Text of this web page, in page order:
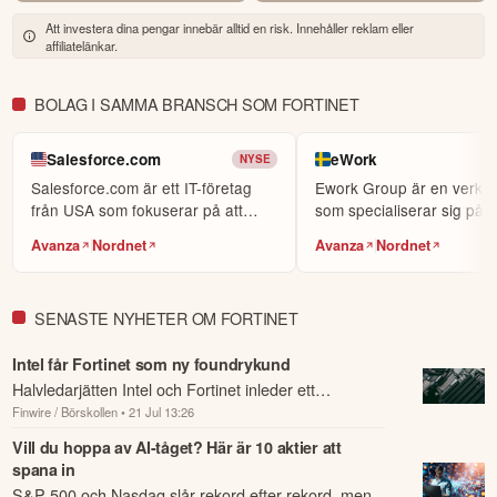
dina investeringar kan gå upp eller ner. Du riskerar ditt kapital.
Att investera dina pengar innebär alltid en risk. Innehåller reklam eller
affiliatelänkar.
BOLAG I SAMMA BRANSCH SOM FORTINET
Salesforce.com NYSE
Salesforce.com är ett IT-företag
från USA som fokuserar på att
Avanza Nordnet
eWork
Ework Group är en
som specialiserar sig på
Avanza Nordnet
SENASTE NYHETER OM FORTINET
Intel får Fortinet som ny foundrykund
Halvledarjätten Intel och Fortinet inleder ett
strategiskt samarbete för att utveckla Fortinets nästa
generations säkerhetschip SP6.
Finwire / Börskollen • 21 Jul 13:26
Vill du hoppa av AI-tåget? Här är 10 aktier att
spana in